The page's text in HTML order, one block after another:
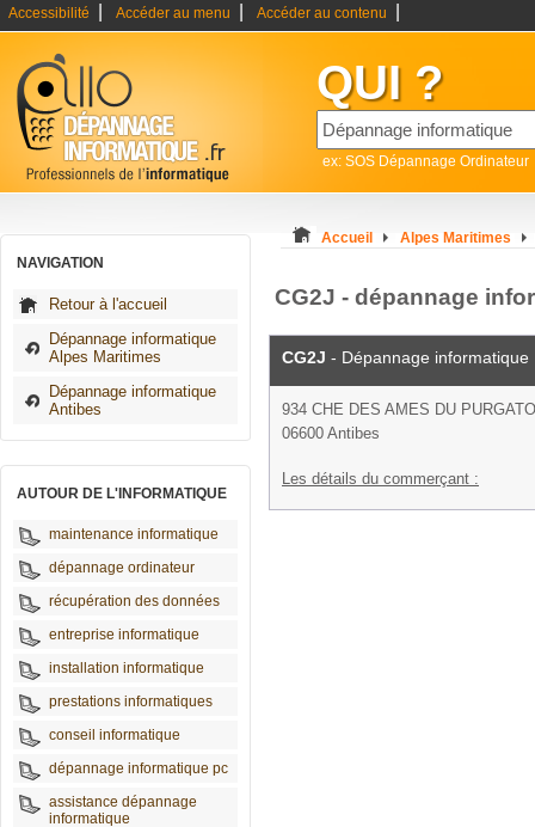
Accessibilité Accéder au menu Accéder au contenu
QUI ?
ex: SOS Dépannage Ordinateur
NAVIGATION
Retour à l'accueil
Dépannage informatique
Alpes Maritimes
Dépannage informatique
Antibes
AUTOUR DE L'INFORMATIQUE
maintenance informatique
dépannage ordinateur
récupération des données
entreprise informatique
installation informatique
prestations informatiques
conseil informatique
dépannage informatique pc
assistance dépannage
informatique
Accueil Alpes Maritimes
CG2J - dépannage
CG2J - Dépannage informatique
934 CHE DES AMES DU
06600 Antibes
Les détails du commerçant :